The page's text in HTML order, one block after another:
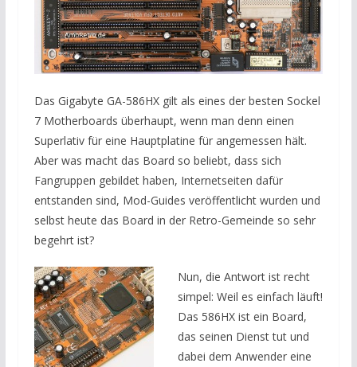
Das Gigabyte GA-586HX gilt als eines der besten Sockel
7 Motherboards überhaupt, wenn man denn einen
Superlativ für eine Hauptplatine für angemessen hält.
Aber was macht das Board so beliebt, dass sich
Fangruppen gebildet haben, Internetseiten dafür
entstanden sind, Mod-Guides veröffentlicht wurden und
selbst heute das Board in der Retro-Gemeinde so sehr
begehrt ist?
Nun, die Antwort ist recht
simpel: Weil es einfach läuft!
Das 586HX ist ein Board,
das seinen Dienst tut und
dabei dem Anwender eine